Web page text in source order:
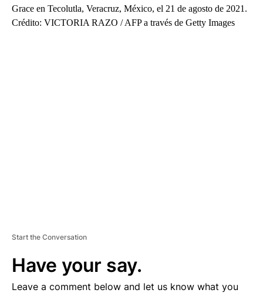
Grace en Tecolutla, Veracruz, México, el 21 de agosto de 2021.
Crédito: VICTORIA RAZO / AFP a través de Getty Images
Start the Conversation
Have your say.
Leave a comment below and let us know what you